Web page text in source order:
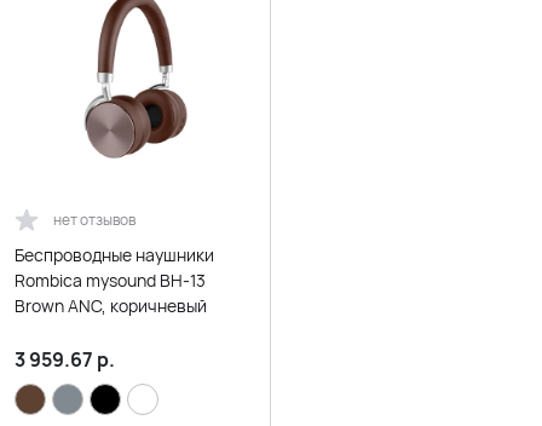
нет отзывов
Беспроводные наушники
Rombica mysound BH-13
Brown ANC, коричневый
3 959.67 р.